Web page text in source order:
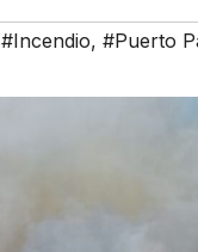
#Incendio, #Puerto